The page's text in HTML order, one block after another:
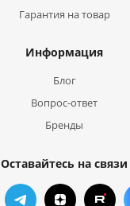
Гарантия на товар
Информация
Блог
Вопрос-ответ
Бренды
Оставайтесь на связи